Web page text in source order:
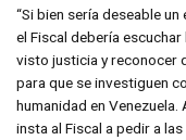
“Si bien sería deseable
el Fiscal debería
visto justicia y reconocer
para que se investiguen
humanidad en Venezuela.
insta al Fiscal a pedir a